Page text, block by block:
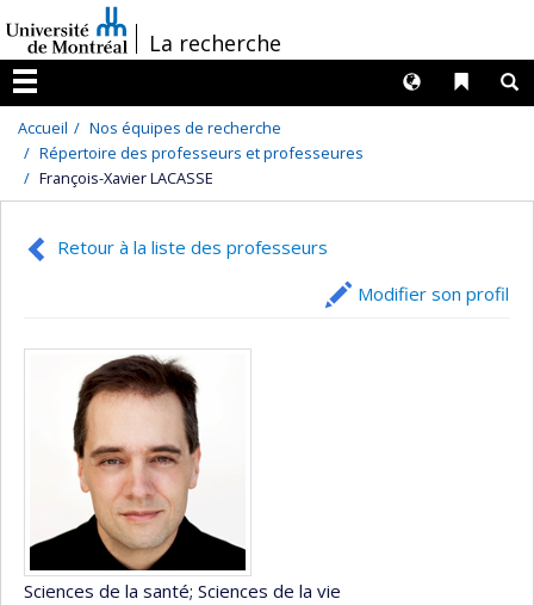
au
contenu
/La recherche
Menu
Liens
Langues
Accueil
Nos équipes de recherche
Répertoire des professeurs et professeures
François-Xavier LACASSE
Retour à la liste des professeurs
Modifier son profil
Sciences de la santé; Sciences de la vie